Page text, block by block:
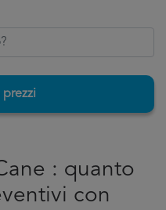
prezzi
: quanto
con